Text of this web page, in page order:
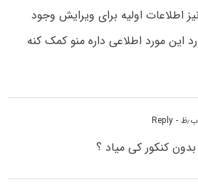
اطلاعات اولیه برای ویرایش وجود
این مورد اطلاعی داره منو کمک کنه
- Reply
کنکور کی میاد ؟